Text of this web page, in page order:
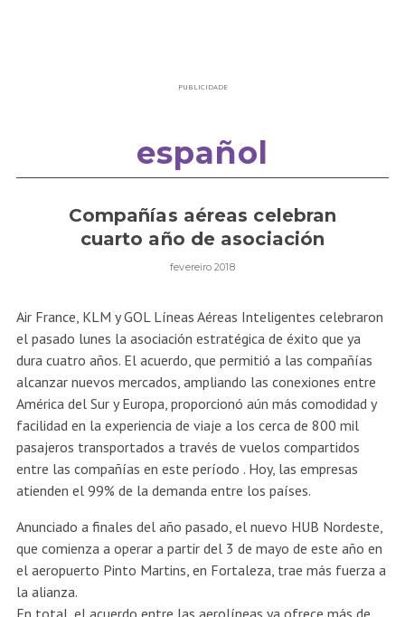
PUBLICIDADE
español
Compañías aéreas celebran
cuarto año de asociación
fevereiro 2018
Air France, KLM y GOL Líneas Aéreas Inteligentes celebraron
el pasado lunes la asociación estratégica de éxito que ya
dura cuatro años. El acuerdo, que permitió a las compañías
alcanzar nuevos mercados, ampliando las conexiones entre
América del Sur y Europa, proporcionó aún más comodidad y
facilidad en la experiencia de viaje a los cerca de 800 mil
pasajeros transportados a través de vuelos compartidos
entre las compañías en este período . Hoy, las empresas
atienden el 99% de la demanda entre los países.
Anunciado a finales del año pasado, el nuevo HUB Nordeste,
que comienza a operar a partir del 3 de mayo de este año en
el aeropuerto Pinto Martins, en Fortaleza, trae más fuerza a
la alianza.